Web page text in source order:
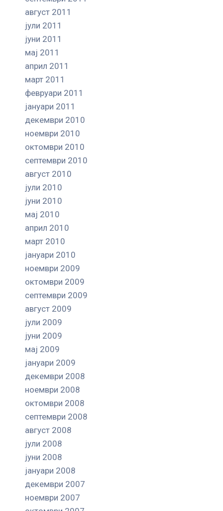
август 2011
јули 2011
јуни 2011
мај 2011
април 2011
март 2011
февруари 2011
јануари 2011
декември 2010
ноември 2010
октомври 2010
септември 2010
август 2010
јули 2010
јуни 2010
мај 2010
април 2010
март 2010
јануари 2010
ноември 2009
октомври 2009
септември 2009
август 2009
јули 2009
јуни 2009
мај 2009
јануари 2009
декември 2008
ноември 2008
октомври 2008
септември 2008
август 2008
јули 2008
јуни 2008
јануари 2008
декември 2007
ноември 2007